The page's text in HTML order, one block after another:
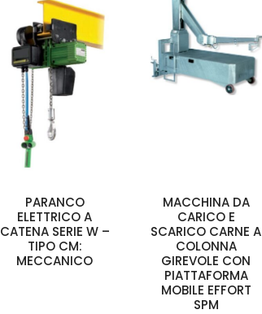
PARANCO
ELETTRICO A
CATENA SERIE W –
TIPO CM:
MECCANICO
MACCHINA DA
CARICO E
SCARICO CARNE A
COLONNA
GIREVOLE CON
PIATTAFORMA
MOBILE EFFORT
SPM